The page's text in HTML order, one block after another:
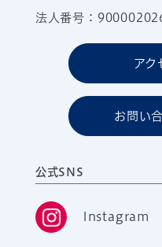
法人番号：
アク
お問い
公式SNS
Instagram